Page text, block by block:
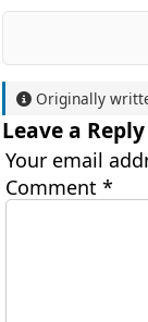
Originally
Leave a Reply
Your email
Comment *